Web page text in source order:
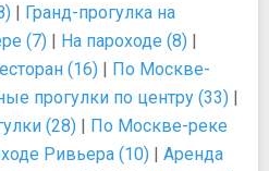
| Гранд-прогулка на
(7) | На пароходе (8) |
(16) | По Москве-
прогулки по центру (33) |
(28) | По Москве-реке
Ривьера (10) | Аренда